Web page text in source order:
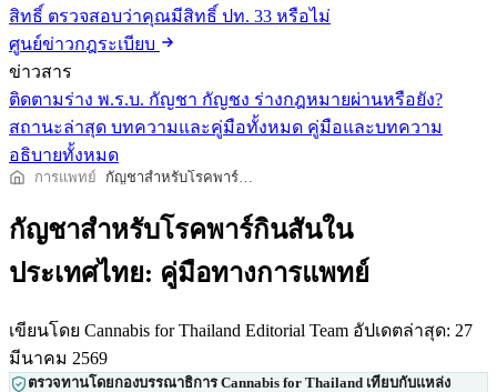
สิทธิ์ ตรวจสอบว่าคุณมีสิทธิ์ ปท. 33 หรือไม่
ศูนย์ข่าวกฎระเบียบ
ข่าวสาร
ติดตามร่าง พ.ร.บ. กัญชา กัญชง ร่างกฎหมายผ่านหรือยัง?
สถานะล่าสุด บทความและคู่มือทั้งหมด คู่มือและบทความ
อธิบายทั้งหมด
การแพทย์ กัญชาสำหรับโรคพาร์กินสันในประเทศไทย: คู่มือทางการแพทย์
กัญชาสำหรับโรคพาร์กินสันใน
ประเทศไทย: คู่มือทางการแพทย์
เขียนโดย Cannabis for Thailand Editorial Team อัปเดตล่าสุด: 27
มีนาคม 2569
ตรวจทานโดยกองบรรณาธิการ Cannabis for Thailand เทียบกับแหล่ง